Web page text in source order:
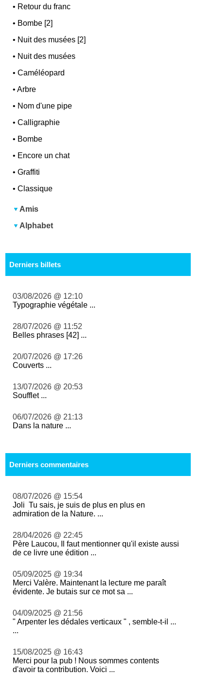
• Retour du franc
• Bombe [2]
• Nuit des musées [2]
• Nuit des musées
•Caméléopard
•Arbre
• Nom d'une pipe
•Calligraphie
• Bombe
• Encore un chat
•Graffiti
•Classique
Amis
Alphabet
Derniers billets
03/08/2026 @ 12:10
Typographie végétale ...
28/07/2026 @ 11:52
Belles phrases [42] ...
20/07/2026 @ 17:26
Couverts ...
13/07/2026 @ 20:53
Soufflet ...
06/07/2026 @ 21:13
Dans la nature ...
Derniers commentaires
08/07/2026 @ 15:54
Joli Tu sais, je suis de plus en plus en
admiration de la Nature. ...
28/04/2026 @ 22:45
Père Laucou, Il faut mentionner qu'il existe aussi
de ce livre une édition ...
05/09/2025 @ 19:34
Merci Valère. Maintenant la lecture me paraît
évidente. Je butais sur ce mot sa ...
04/09/2025 @ 21:56
" Arpenter les dédales verticaux " , semble-t-il ...
...
15/08/2025 @ 16:43
Merci pour la pub ! Nous sommes contents
d'avoir ta contribution. Voici ...